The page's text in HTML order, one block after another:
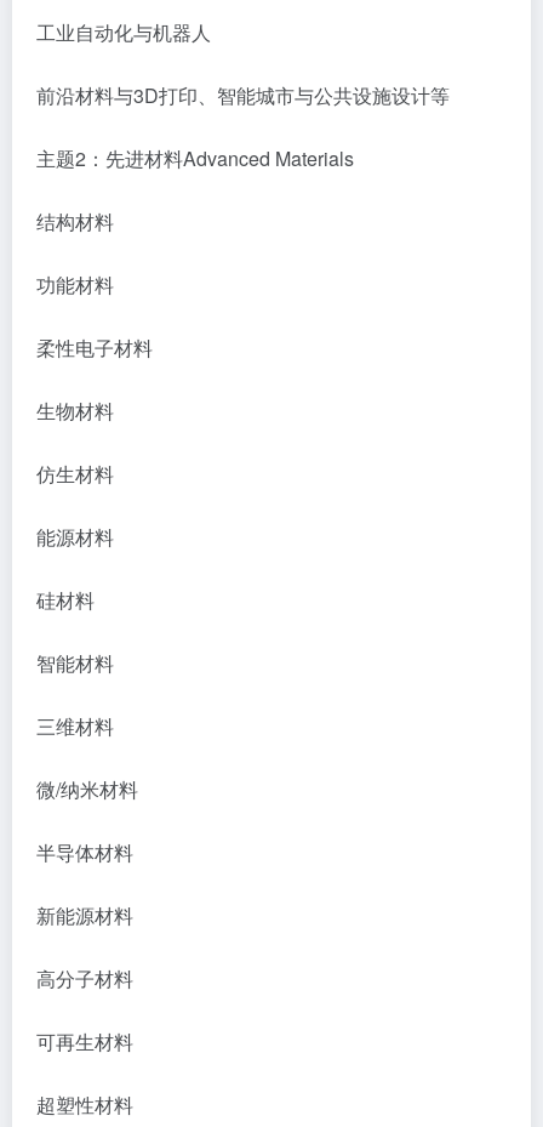
工业自动化与机器人
前沿材料与3D打印、智能城市与公共设施设计等
主题2：先进材料Advanced Materials
结构材料
功能材料
柔性电子材料
生物材料
仿生材料
能源材料
硅材料
智能材料
三维材料
微/纳米材料
半导体材料
新能源材料
高分子材料
可再生材料
超塑性材料